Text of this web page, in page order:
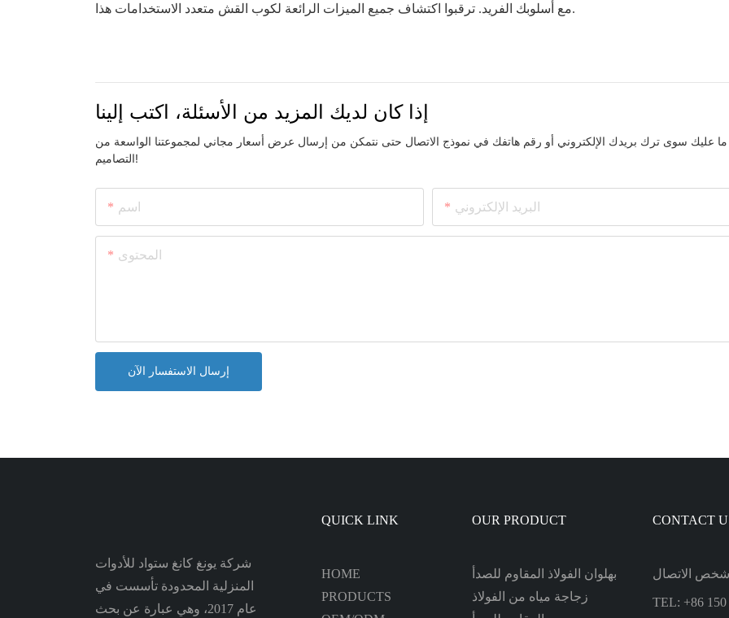
مع أسلوبك الفريد. ترقبوا اكتشاف جميع الميزات الرائعة لكوب القش متعدد الاستخدامات هذا.
إذا كان لديك المزيد من الأسئلة، اكتب إلينا
ما عليك سوى ترك بريدك الإلكتروني أو رقم هاتفك في نموذج الاتصال حتى نتمكن من إرسال عرض أسعار مجاني لمجموعتنا الواسعة من
التصاميم!
اسم البريد الإلكتروني
المحتوى
إرسال الاستفسار الآن
شركة يونغ كانغ ستواد للأدوات
المنزلية المحدودة تأسست في
عام 2017، وهي عبارة عن بحث
QUICK LINK
HOME
PRODUCTS
OUR PRODUCT
بهلوان الفولاذ المقاوم للصدأ
زجاجة مياه من الفولاذ
CONTACT
TEL: +86 150